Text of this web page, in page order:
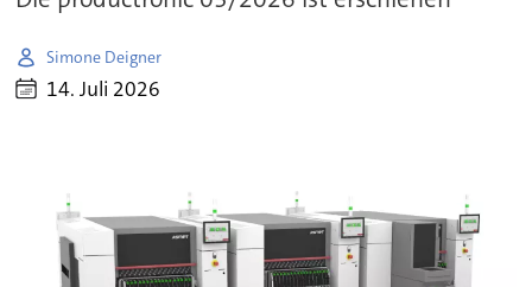
Simone Deigner
14. Juli 2026